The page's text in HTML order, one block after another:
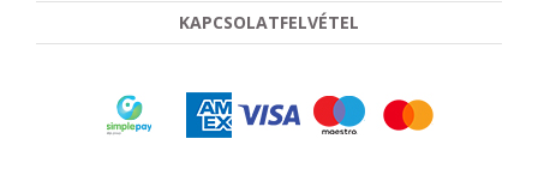
KAPCSOLATFELVÉTEL